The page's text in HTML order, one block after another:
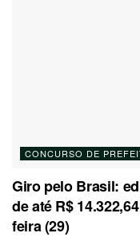
CONCURSO DE
Giro pelo Brasil:
de até R$
feira (29)